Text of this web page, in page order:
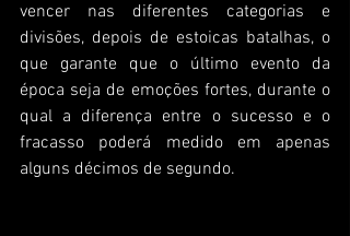
vencer nas diferentes categorias e
divisões, depois de estoicas batalhas, o
que garante que o último evento da
época seja de emoções fortes, durante o
qual a diferença entre o sucesso e o
fracasso poderá medido em apenas
alguns décimos de segundo.